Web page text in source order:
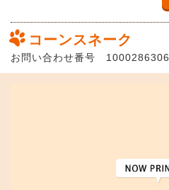
コーンスネーク
お問い合わせ番号 1000286306